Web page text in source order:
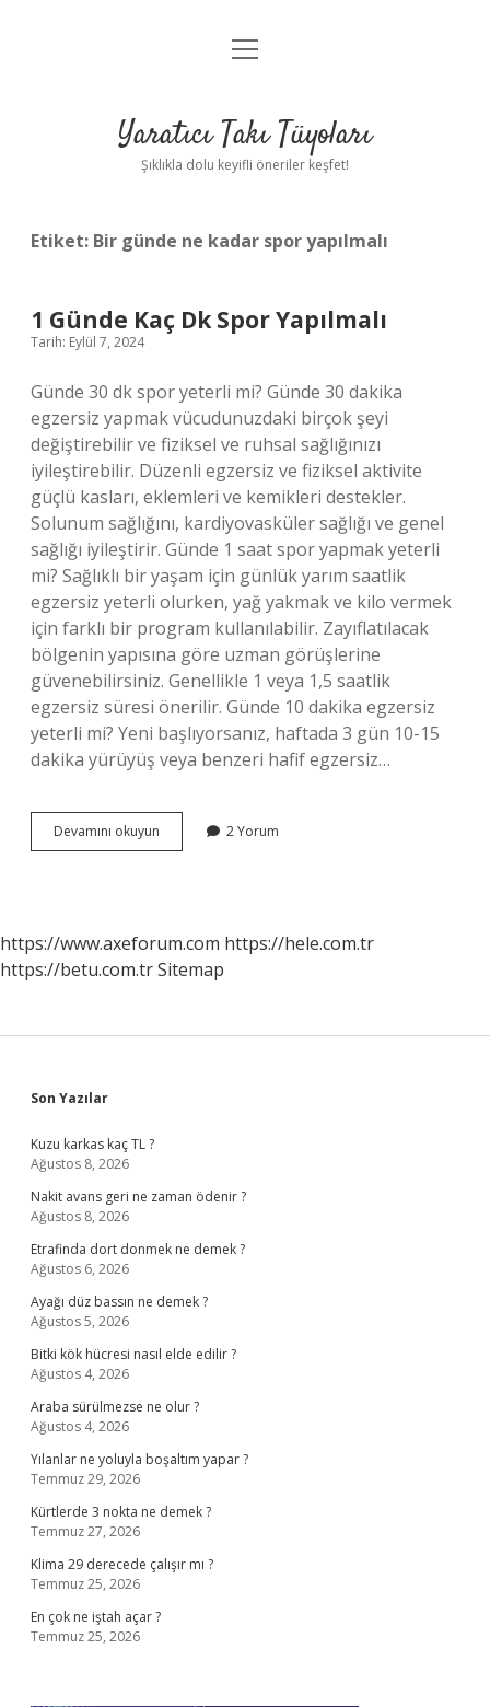
Anasayfa
Yasal Uyarı
menüyü
Yaratıcı Takı Tüyoları
Şıklıkla dolu keyifli öneriler keşfet!
Etiket: Bir günde ne kadar spor yapılmalı
1 Günde Kaç Dk Spor Yapılmalı
Tarih: Eylül 7, 2024
Günde 30 dk spor yeterli mi? Günde 30 dakika
egzersiz yapmak vücudunuzdaki birçok şeyi
değiştirebilir ve fiziksel ve ruhsal sağlığınızı
iyileştirebilir. Düzenli egzersiz ve fiziksel aktivite
güçlü kasları, eklemleri ve kemikleri destekler.
Solunum sağlığını, kardiyovasküler sağlığı ve genel
sağlığı iyileştirir. Günde 1 saat spor yapmak yeterli
mi? Sağlıklı bir yaşam için günlük yarım saatlik
egzersiz yeterli olurken, yağ yakmak ve kilo vermek
için farklı bir program kullanılabilir. Zayıflatılacak
bölgenin yapısına göre uzman görüşlerine
güvenebilirsiniz. Genellikle 1 veya 1,5 saatlik
egzersiz süresi önerilir. Günde 10 dakika egzersiz
yeterli mi? Yeni başlıyorsanız, haftada 3 gün 10-15
dakika yürüyüş veya benzeri hafif egzersiz…
Devamını okuyun
Günde
2 Yorum
https://www.axeforum.com https://hele.com.tr
https://betu.com.trSitemap
Sidebar
Son Yazılar
Kuzu karkas kaç TL ?
Ağustos 8, 2026
Nakit avans geri ne zaman ödenir ?
Ağustos 8, 2026
Etrafinda dort donmek ne demek ?
Ağustos 6, 2026
Ayağı düz bassın ne demek ?
Ağustos 5, 2026
Bitki kök hücresi nasıl elde edilir ?
Ağustos 4, 2026
Araba sürülmezse ne olur ?
Ağustos 4, 2026
Yılanlar ne yoluyla boşaltım yapar ?
Temmuz 29, 2026
Kürtlerde 3 nokta ne demek ?
Temmuz 27, 2026
Klima 29 derecede çalışır mı ?
Temmuz 25, 2026
En çok ne iştah açar ?
Temmuz 25, 2026